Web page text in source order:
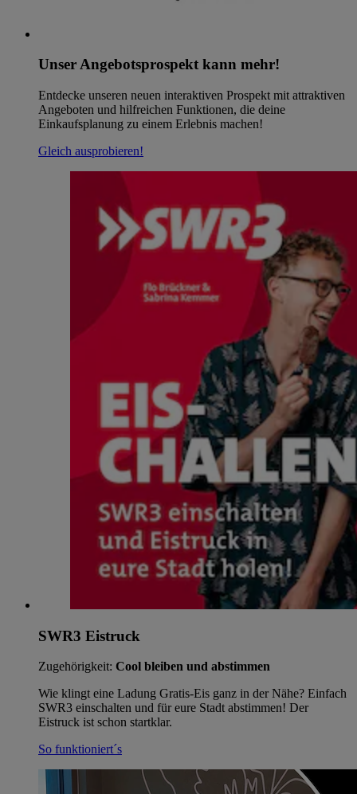
Unser Angebotsprospekt kann mehr!
Entdecke unseren neuen interaktiven Prospekt mit attraktiven
Angeboten und hilfreichen Funktionen, die deine
Einkaufsplanung zu einem Erlebnis machen!
Gleich ausprobieren!
SWR3 Eistruck
Zugehörigkeit: Cool bleiben und abstimmen
Wie klingt eine Ladung Gratis-Eis ganz in der Nähe? Einfach
SWR3 einschalten und für eure Stadt abstimmen! Der
Eistruck ist schon startklar.
So funktioniert´s